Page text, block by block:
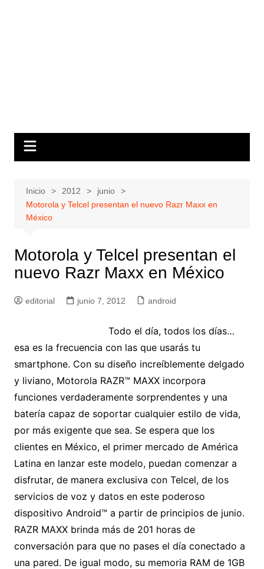
Inicio 2012
junio
Motorola y Telcel presentan el nuevo Razr Maxx en
México
Motorola y Telcel presentan el
nuevo Razr Maxx en México
editorial junio 7, 2012 android
Todo el día, todos los días…
esa es la frecuencia con las que usarás tu
smartphone. Con su diseño increíblemente delgado
y liviano, Motorola RAZR™ MAXX incorpora
funciones verdaderamente sorprendentes y una
batería capaz de soportar cualquier estilo de vida,
por más exigente que sea. Se espera que los
clientes en México, el primer mercado de América
Latina en lanzar este modelo, puedan comenzar a
disfrutar, de manera exclusiva con Telcel, de los
servicios de voz y datos en este poderoso
dispositivo Android™ a partir de principios de junio.
RAZR MAXX brinda más de 201 horas de
conversación para que no pases el día conectado a
una pared. De igual modo, su memoria RAM de 1GB